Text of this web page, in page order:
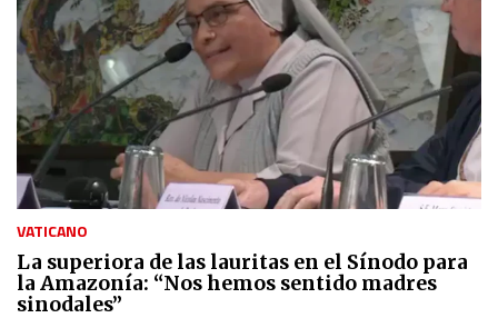
VATICANO
La superiora de las lauritas en el Sínodo para
la Amazonía: “Nos hemos sentido madres
sinodales”